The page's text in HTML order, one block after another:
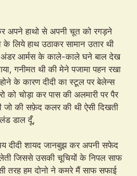
अपने हाथो से अपनी चूत को रगड़ने
लिये हाथ उठाकर सामान उतार थी
अंडर आर्मस के काले-काले घने बाल देख
गनीमत थी की मेने पजामा पहन रखा
होने के कारण दीदी का स्टूल पर बेलेन्स
को चोड़ा कर पास की अलमारी पर पैर
जो की सफ़ेद कलर की थी ऐसी दिखती
डाल दूँ,
दीदी शायद जानबुझ कर अपनी सफेद
लेती जिससे उसकी चूचियों के निपल साफ
तरह हम दोनो ने कमरे मैं साफ सफाई